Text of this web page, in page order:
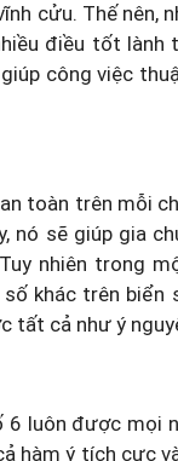
cửu. Thế nên,
điều tốt lành
công việc
toàn trên mỗi
nó sẽ giúp gia
nhiên trong
khác trên biển
tất cả như ý
6 luôn được mọi
hàm ý tích cực